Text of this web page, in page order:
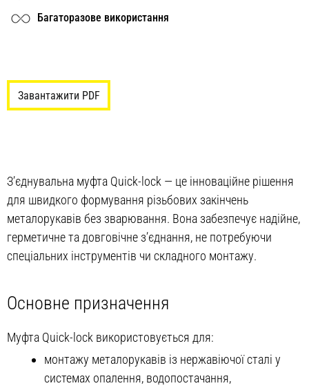
Багаторазове використання
Завантажити PDF
З’єднувальна муфта Quick-lock — це інноваційне рішення
для швидкого формування різьбових закінчень
металорукавів без зварювання. Вона забезпечує надійне,
герметичне та довговічне з’єднання, не потребуючи
спеціальних інструментів чи складного монтажу.
Основне призначення
Муфта Quick-lock використовується для:
монтажу металорукавів із нержавіючої сталі у
системах опалення, водопостачання,